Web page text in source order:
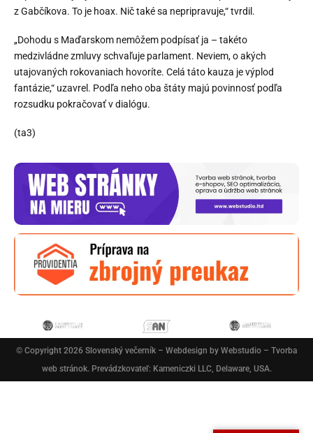
z Gabčíkova. To je hoax. Nič také sa nepripravuje,“ tvrdil.
„Dohodu s Maďarskom nemôžem podpísať ja – takéto
medzivládne zmluvy schvaľuje parlament. Neviem, o akých
utajovaných rokovaniach hovoríte. Celá táto kauza je výplod
fantázie,“ uzavrel. Podľa neho oba štáty majú povinnosť podľa
rozsudku pokračovať v dialógu.
(ta3)
© Copyright 2026 Slovenský večerník – Webdesign by Webstudio – Tvorba
web stránok. Prevádzkovateľ: Kameniczki LLC, Delaware, USA.